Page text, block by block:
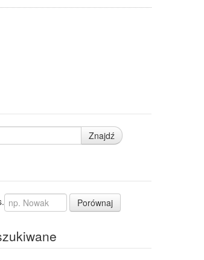
Znajdź
Porównaj